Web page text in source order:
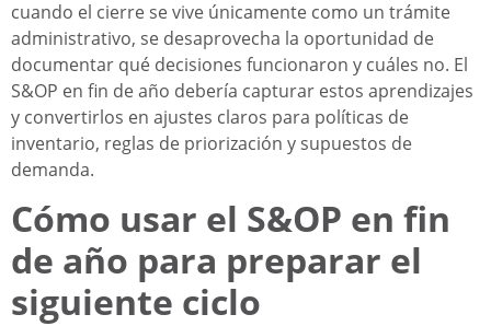
cuando el cierre se vive únicamente como un trámite
administrativo, se desaprovecha la oportunidad de
documentar qué decisiones funcionaron y cuáles no. El
S&OP en fin de año debería capturar estos aprendizajes
y convertirlos en ajustes claros para políticas de
inventario, reglas de priorización y supuestos de
demanda.
Cómo usar el S&OP en fin
de año para preparar el
siguiente ciclo